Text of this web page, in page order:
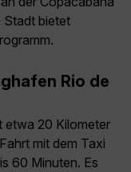
Stadt bietet
Rio de
etwa 20 Kilometer
mit dem Taxi
60 Minuten. Es